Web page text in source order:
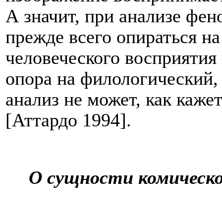
А значит, при анализе
прежде всего опираться
человеческого
опора на
анализ не может, как
[Аттардо 1994].
О сущности